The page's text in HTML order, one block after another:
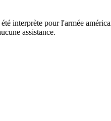
interprète pour l'armée
assistance.